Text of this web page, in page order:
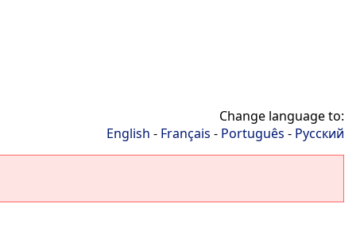
Change language to:
English - Français - Português - Русский